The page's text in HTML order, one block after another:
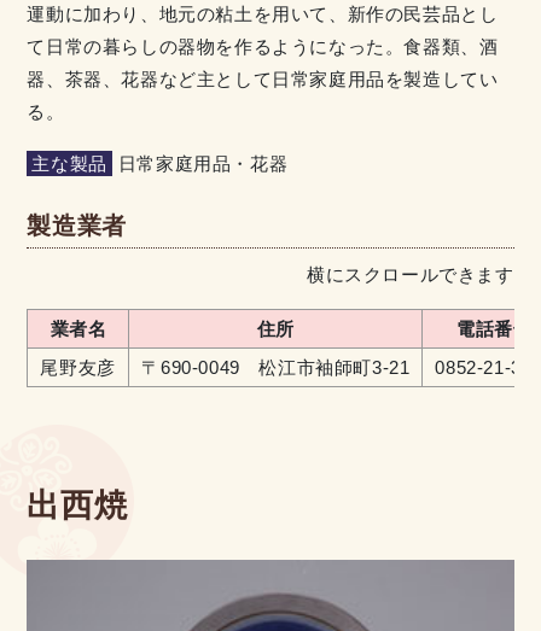
運動に加わり、地元の粘土を用いて、新作の民芸品とし
て日常の暮らしの器物を作るようになった。食器類、酒
器、茶器、花器など主として日常家庭用品を製造してい
る。
主な製品 日常家庭用品・花器
製造業者
横にスクロールできます
業者名 住所
電話番号
尾野友彦
〒690-0049 松江市袖師町3-21 0852-21-
出西焼